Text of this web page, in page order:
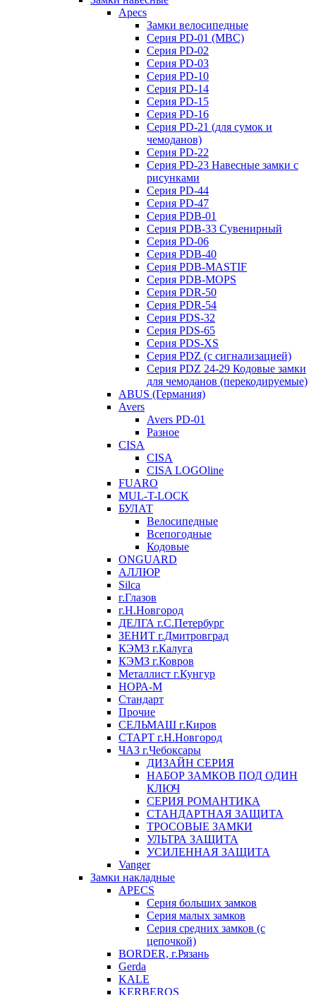
Apecs
Замки велосипедные
Серия PD-01 (МВС)
Серия PD-02
Серия PD-03
Серия PD-10
Серия PD-14
Серия PD-15
Серия PD-16
Серия PD-21 (для сумок и
чемоданов)
Серия PD-22
Серия PD-23 Навесные замки с
рисунками
Серия PD-44
Серия PD-47
Серия PDB-01
Серия PDB-33 Сувенирный
Серия PD-06
Серия PDB-40
Серия PDB-MASTIF
Серия PDB-MOPS
Серия PDR-50
Серия PDR-54
Серия PDS-32
Серия PDS-65
Серия PDS-XS
Серия PDZ (с сигнализацией)
Серия PDZ 24-29 Кодовые замки
для чемоданов (перекодируемые)
ABUS (Германия)
Avers
Avers PD-01
Разное
CISA
CISA
CISA LOGOline
FUARO
MUL-T-LOCK
БУЛАТ
Велосипедные
Всепогодные
Кодовые
ONGUARD
АЛЛЮР
Silca
г.Глазов
г.Н.Новгород
ДЕЛГА г.С.Петербург
ЗЕНИТ г.Дмитровград
КЭМЗ г.Калуга
КЭМЗ г.Ковров
Металлист г.Кунгур
НОРА-М
Стандарт
Прочие
СЕЛЬМАШ г.Киров
СТАРТ г.Н.Новгород
ЧАЗ г.Чебоксары
ДИЗАЙН СЕРИЯ
НАБОР ЗАМКОВ ПОД ОДИН
КЛЮЧ
СЕРИЯ РОМАНТИКА
СТАНДАРТНАЯ ЗАЩИТА
ТРОСОВЫЕ ЗАМКИ
УЛЬТРА ЗАЩИТА
УСИЛЕННАЯ ЗАЩИТА
Vanger
Замки накладные
APECS
Серия больших замков
Серия малых замков
Серия средних замков (с
цепочкой)
BORDER, г.Рязань
Gerda
KALE
KERBEROS